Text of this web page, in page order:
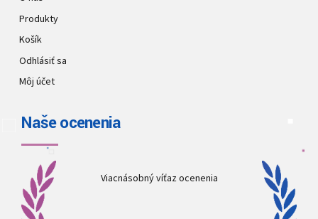
Produkty
Košík
Odhlásiť sa
Môj účet
Naše ocenenia
Viacnásobný víťaz ocenenia